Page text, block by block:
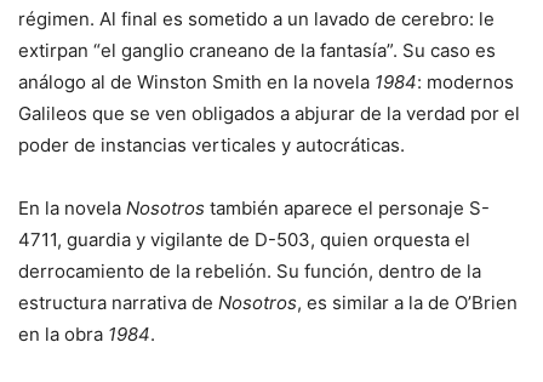
régimen. Al final es sometido a un lavado de cerebro: le
extirpan “el ganglio craneano de la fantasía”. Su caso es
análogo al de Winston Smith en la novela 1984: modernos
Galileos que se ven obligados a abjurar de la verdad por el
poder de instancias verticales y autocráticas.
En la novela Nosotros también aparece el personaje S-
4711, guardia y vigilante de D-503, quien orquesta el
derrocamiento de la rebelión. Su función, dentro de la
estructura narrativa de Nosotros, es similar a la de O’Brien
en la obra 1984.